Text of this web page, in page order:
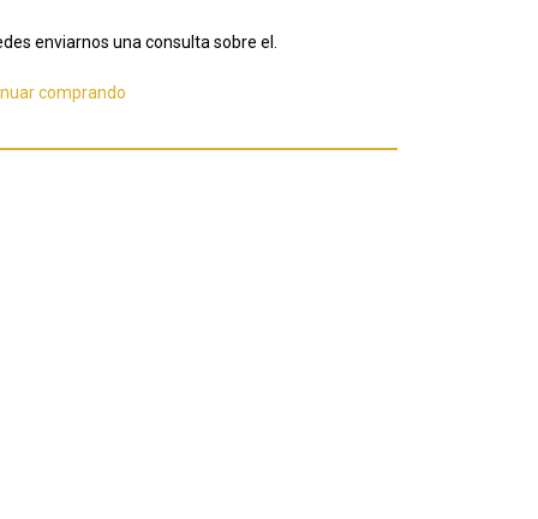
enviarnos una consulta sobre el.
comprando